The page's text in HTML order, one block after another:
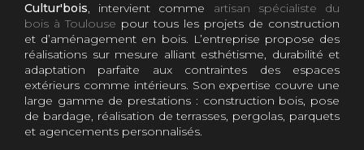
Cultur'bois, intervient comme artisan spécialiste du
bois à Toulouse pour tous les projets de construction
et d’aménagement en bois. L’entreprise propose des
réalisations sur mesure alliant esthétisme, durabilité et
adaptation parfaite aux contraintes des espaces
extérieurs comme intérieurs. Son expertise couvre une
large gamme de prestations : construction bois, pose
de bardage, réalisation de terrasses, pergolas, parquets
et agencements personnalisés.